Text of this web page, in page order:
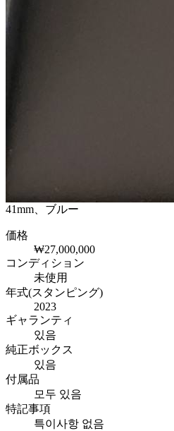
41mm、ブルー
価格
₩27,000,000
コンディション
未使用
年式(スタンピング)
2023
ギャランティ
있음
純正ボックス
있음
付属品
모두 있음
特記事項
특이사항 없음